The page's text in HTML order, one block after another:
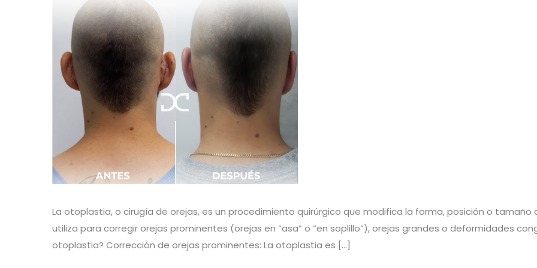
La otoplastia, o cirugía de orejas, es un procedimiento quirúrgico que modifica la forma, posición o tamaño
utiliza para corregir orejas prominentes (orejas en “asa” o “en soplillo”), orejas grandes o deformidades
otoplastia? Corrección de orejas prominentes: La otoplastia es […]